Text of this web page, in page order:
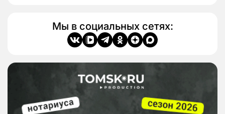
Мы в социальных сетях: